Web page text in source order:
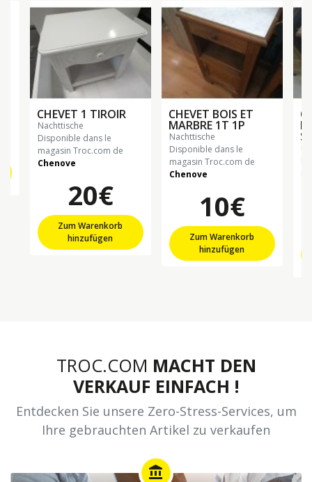
CHEVET 1 TIROIR
nachttische
Disponible dans le
magasin Troc.com de
Chenove
20€
Zum Warenkorb
hinzufügen
CHEVET BOIS ET
MARBRE 1T 1P
nachttische
Disponible dans le
magasin Troc.com de
Chenove
10€
Zum Warenkorb
hinzufügen
TROC.COM MACHT DEN
VERKAUF EINFACH !
Entdecken Sie unsere Zero-Stress-Services, um
Ihre gebrauchten Artikel zu verkaufen
account_balance